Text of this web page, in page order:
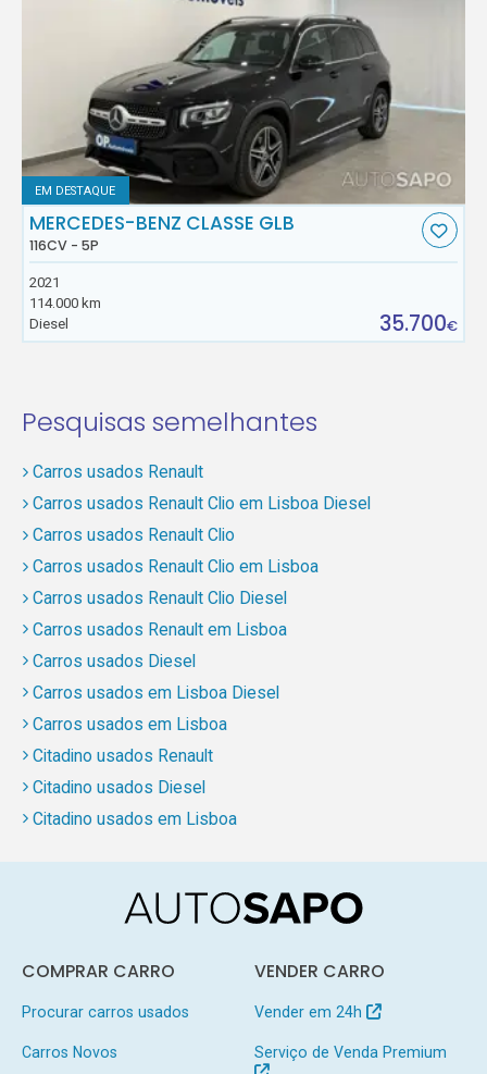
EM DESTAQUE
MERCEDES-BENZ CLASSE GLB
116CV - 5P
2021
114.000 km
Diesel
35.700€
Pesquisas semelhantes
Carros usados Renault
Carros usados Renault Clio em Lisboa Diesel
Carros usados Renault Clio
Carros usados Renault Clio em Lisboa
Carros usados Renault Clio Diesel
Carros usados Renault em Lisboa
Carros usados Diesel
Carros usados em Lisboa Diesel
Carros usados em Lisboa
Citadino usados Renault
Citadino usados Diesel
Citadino usados em Lisboa
COMPRAR CARRO
Procurar carros usados
Carros Novos
VENDER CARRO
Vender em 24h
Serviço de Venda Premium